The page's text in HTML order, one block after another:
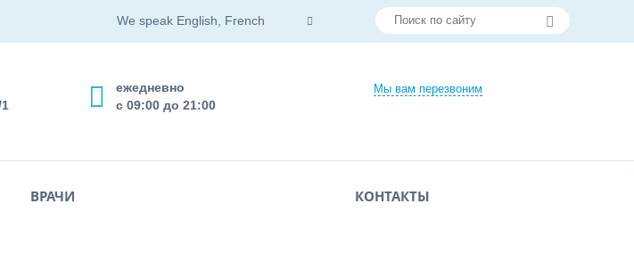
We speak English, French
Мы вам перезвоним
ежедневно
с 09:00 до 21:00
ВРАЧИ КОНТАКТЫ